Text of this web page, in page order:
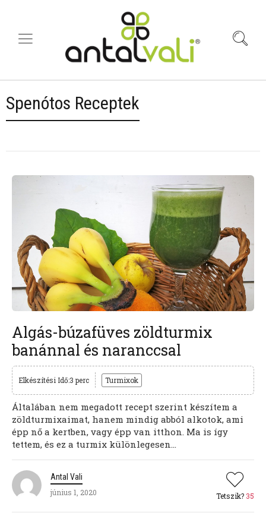
Spenótos Receptek
Algás-búzafüves zöldturmix
banánnal és naranccsal
Elkészítési Idő:3 perc Turmixok
Általában nem megadott recept szerint készítem a
zöldturmixaimat, hanem mindig abból alkotok, ami
épp nő a kertben, vagy épp van itthon. Ma is így
tettem, és ez a turmix különlegesen...
Antal Vali
június 1, 2020
Tetszik? 35